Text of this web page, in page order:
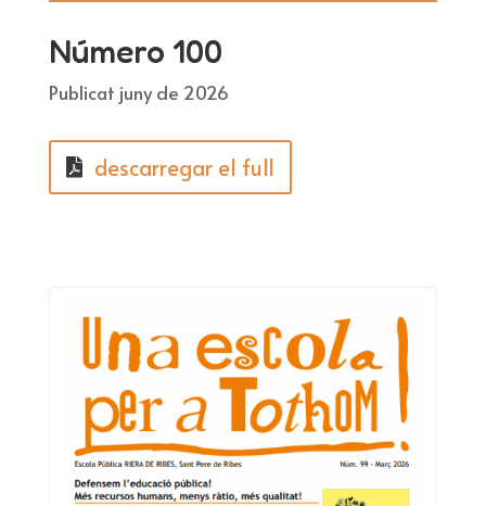
Número 100
Publicat juny de 2026
descarregar el full